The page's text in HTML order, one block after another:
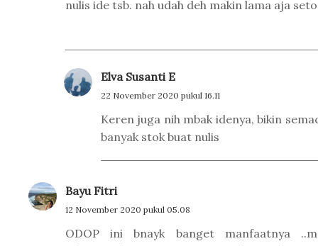
nulis ide tsb. nah udah deh makin lama aja
Elva Susanti E
22 November 2020 pukul 16.11
Keren juga nih mbak idenya, bikin
banyak stok buat nulis
Bayu Fitri
12 November 2020 pukul 05.08
ODOP ini bnayk banget manfaatnya